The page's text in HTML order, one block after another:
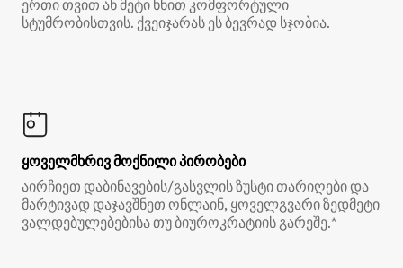
ერთი თვით ან მეტი ხნით კომფორტული
სტუმრობისთვის. ქვეიჯარას ეს ბევრად სჯობია.
ყოველმხრივ მოქნილი პირობები
აირჩიეთ დაბინავების/გასვლის ზუსტი თარიღები და
მარტივად დაჯავშნეთ ონლაინ, ყოველგვარი ზედმეტი
ვალდებულებებისა თუ ბიუროკრატიის გარეშე.*